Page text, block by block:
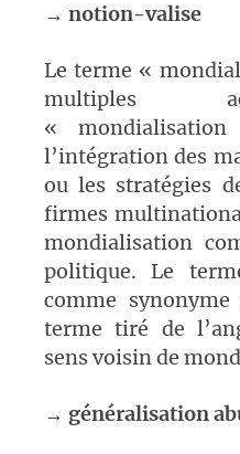
→ notion-valise
Le terme «
multiples
«
l’intégration des
ou les stratégies
firmes
mondialisation
politique. Le
comme
terme tiré de
sens voisin de
→ généralisation